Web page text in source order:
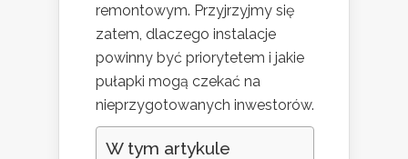
remontowym. Przyjrzyjmy się
zatem, dlaczego instalacje
powinny być priorytetem i jakie
pułapki mogą czekać na
nieprzygotowanych inwestorów.
W tym artykule